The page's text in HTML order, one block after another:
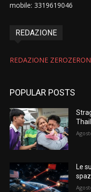
mobile: 3319619046
REDAZIONE
REDAZIONE
POPULAR POSTS
Le